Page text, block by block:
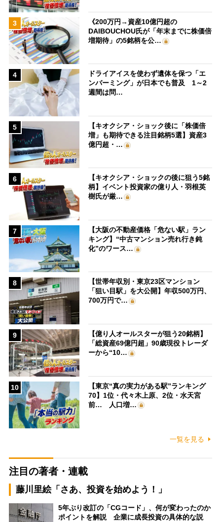
3
《200万円→資産10億円超の
DAIBOUCHOU氏が「年末までに株価倍
増期待」の5銘柄を公…
4
ドライアイスを使わず遺体を保つ「エ
ンバーミング」が日本でも普及 1～2
週間は問…
5
【キオクシア・ショック後に「株価倍
増」も期待できる注目銘柄5選】資産3
億円超・…
6
【キオクシア・ショックの後に狙う5銘
柄】イベント投資家の億り人・羽根英
樹氏が厳…
7
【大阪の不動産価格「危ない駅」ラン
キング】“中古マンション売れ行き鈍
化”のワース…
8
【世帯年収別・東京23区マンション
「狙い目駅」を大公開】年収500万円、
700万円で…
9
【億り人オールスターが狙う20銘柄】
「総資産69億円超」90歳現役トレーダ
ーから“10…
10
【東京“真の実力がある駅”ランキング
70】1位・代々木上原、2位・水天宮
前… 人口増…
一覧を見る
注目の著者・連載
藤川里絵「さあ、投資を始めよう！」
5年ぶり改訂の「CGコード」、何が変わったのか
ポイントを解説 企業に成長投資の具体的な説